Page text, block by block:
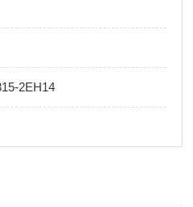
2EH14